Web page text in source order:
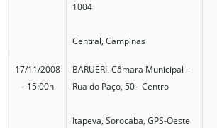
1004
Central, Campinas
17/11/2008
- 15:00h
BARUERI. Câmara Municipal -
Rua do Paço, 50 - Centro
Itapeva, Sorocaba, GPS-Oeste